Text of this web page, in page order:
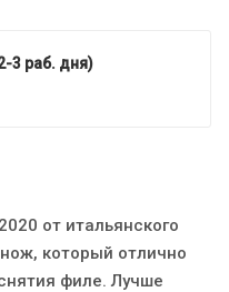
3 раб. дня)
от итальянского
который отлично
филе. Лучше